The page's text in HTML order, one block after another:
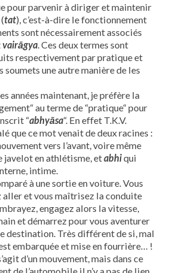
pour parvenir à diriger et maintenir
tat), c’est-à-dire le fonctionnement
sont nécessairement associés
vairāgya . Ces deux termes sont
respectivement par pratique et
soumets une autre manière de les
années maintenant, je préfère la
au terme de “pratique“ pour
“abhyāsa“. En effet T.K.V.
que ce mot venait de deux racines :
vers l’avant, voire même
javelot en athlétisme, etabhiqui
intime.
à une sortie en voiture. Vous
aller et vous maîtrisez la conduite
engagez alors la vitesse,
et démarrez pour vous aventurer
destination. Très différent de si, mal
embarquée et mise en fourrière… !
d’un mouvement, mais dans ce